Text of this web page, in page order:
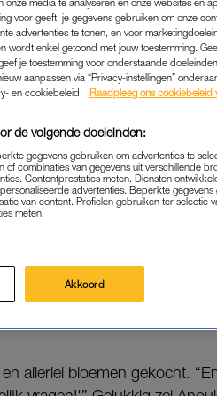
dacht ik: nu ga ik haar
zijn aanzoek voor.
de Mol voor het eerst op
dat duidelijk”,
Johnny
zijn stiefdochter naar de
je mond, niks zeggen.” Dat
gaat m’n moeder ten huwelijk
allerlei bloemen gekocht.
voor geeft, je gegevens gebruiken om onze
advertenties te tonen, en voor
wordt enkel getoond met jouw toestemming.
je toestemming voor onderstaande
aanpassen via “Privacy-instellingen”
en cookiebeleid.
Raadpleeg ons cookiebeleid
de volgende doeleinden:
gegevens gebruiken om advertenties te
combinaties van gegevens uit verschillende
Contentprestaties meten. Diensten
advertenties. Beperkte
van content. Profielen gebruiken ter selectie
meten.
Akkoord